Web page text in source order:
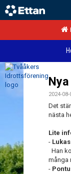
2024-
Det
nästa
Lite
-
Han
många
-